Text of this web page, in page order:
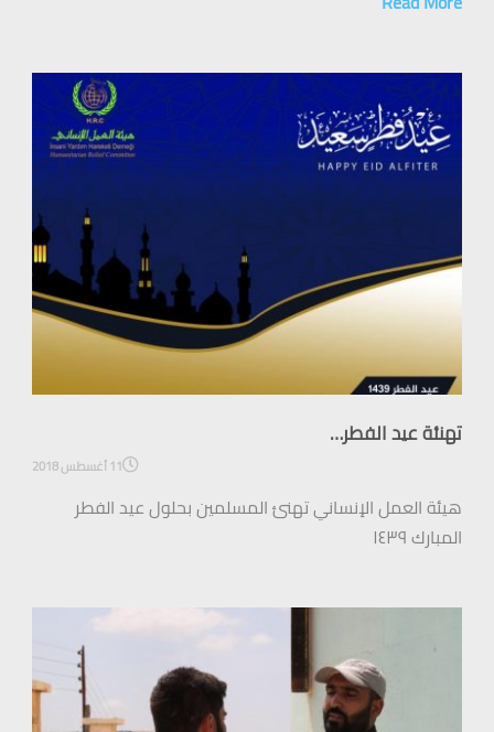
تهنئة عيد الفطر…
11 أغسطس 2018
هيئة العمل الإنساني تهنئ المسلمين بحلول عيد الفطر
المبارك ١٤٣٩